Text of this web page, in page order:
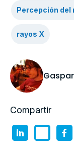
Percepción del
rayos X
Compartir